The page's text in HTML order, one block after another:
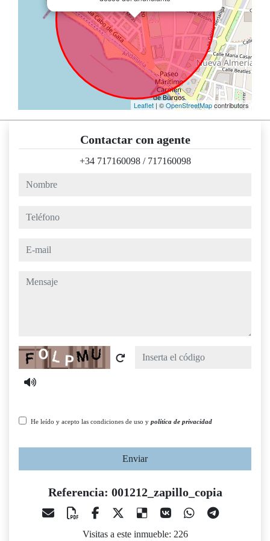
Leaflet | ©OpenStreetMapcontributors
Contactar con agente
+34 717160098 / 717160098
nombre
teléfono
e-mail
mensaje
Captcha
He leído y acepto las condiciones de uso y política de privacidad
Enviar
Referencia: 001212_zapillo_copia
Visitas a este inmueble: 226